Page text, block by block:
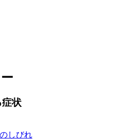
状
しびれ